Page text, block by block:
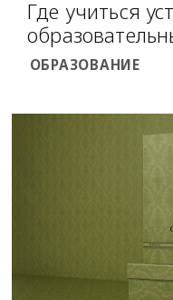
Где учиться
ОБРАЗОВАНИЕ